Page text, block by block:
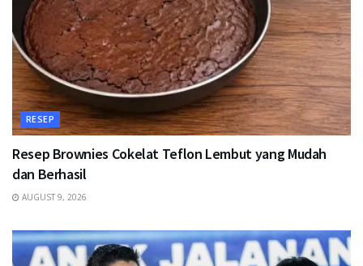
RESEP
Resep Brownies Cokelat Teflon Lembut yang Mudah
dan Berhasil
AUGUST 9, 2026